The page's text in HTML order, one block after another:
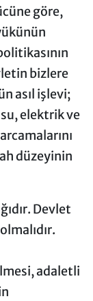
göre,
bizlere
asıl işlevi;
elektrik ve
düzeyinin
Devlet
adaletli